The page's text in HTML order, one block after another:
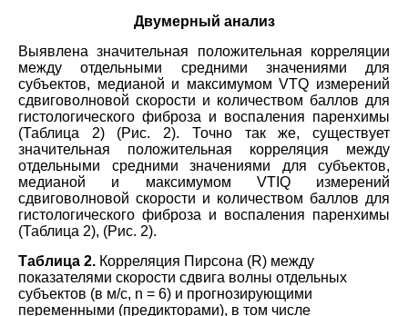
Двумерный анализ
Выявлена значительная положительная корреляции
между отдельными средними значениями для
субъектов, медианой и максимумом VTQ измерений
сдвиговолновой скорости и количеством баллов для
гистологического фиброза и воспаления паренхимы
(Таблица 2) (Рис. 2). Точно так же, существует
значительная положительная корреляция между
отдельными средними значениями для субъектов,
медианой и максимумом VTIQ измерений
сдвиговолновой скорости и количеством баллов для
гистологического фиброза и воспаления паренхимы
(Таблица 2), (Рис. 2).
Таблица 2. Корреляция Пирсона (R) между
показателями скорости сдвига волны отдельных
субъектов (в м/с, n = 6) и прогнозирующими
переменными (предикторами), в том числе